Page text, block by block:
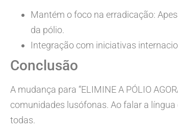
Mantém o foco na erradicação:
da pólio.
Integração com iniciativas
Conclusão
A mudança para “ELIMINE A PÓLIO
comunidades lusófonas. Ao falar a
todas.